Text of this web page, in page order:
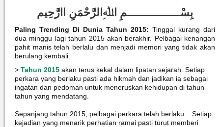
بِسْــــــــــــــــــمِ اﷲِالرَّحْمَنِ اارَّحِيم
Paling Trending Di Dunia Tahun 2015: Tinggal kurang dari
dua minggu lagi tahun 2015 akan berakhir. Pelbagai kenangan
pahit manis telah berlalu dan menjadi memori yang tidak akan
berulang kembali.
> Tahun 2015 akan terus kekal dalam lipatan sejarah. Setiap
perkara yang berlaku pasti ada hikmah dan jadikan ia sebagai
ingatan dan pedoman untuk meneruskan kehidupan di tahun-
tahun yang mendatang.
Sepanjang tahun 2015, pelbagai perkara telah berlaku... Setiap
kejadian yang menarik perhatian ramai pasti turut memberi